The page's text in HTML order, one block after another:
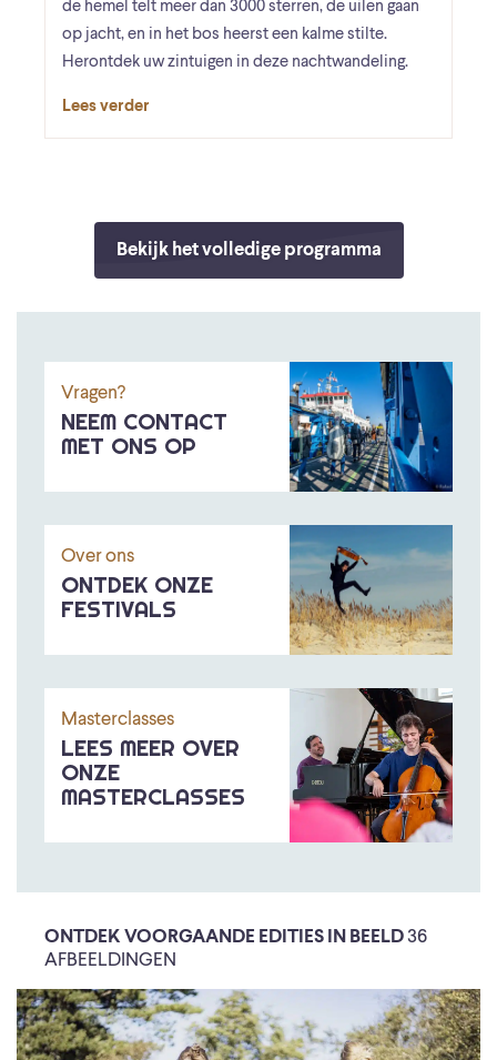
de hemel telt meer dan 3000 sterren, de uilen gaan
op jacht, en in het bos heerst een kalme stilte.
Herontdek uw zintuigen in deze nachtwandeling.
Lees verder
Bekijk het volledige programma
Vragen?
NEEM CONTACT
MET ONS OP
Over ons
ONTDEK ONZE
FESTIVALS
Masterclasses
LEES MEER OVER
ONZE
MASTERCLASSES
ONTDEK VOORGAANDE EDITIES IN BEELD36
AFBEELDINGEN